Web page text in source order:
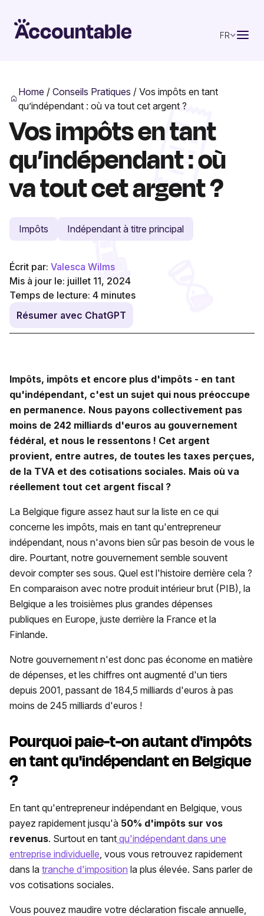
FR
Home /Conseils Pratiques /Vos impôts en tant
qu’indépendant : où va tout cet argent ?
Vos impôts en tant
qu’indépendant : où
va tout cet argent ?
Impôts Indépendant à titre principal
Écrit par: Valesca Wilms
Mis à jour le: juillet 11, 2024
Temps de lecture: 4 minutes
Résumer avec ChatGPT
Impôts, impôts et encore plus d'impôts - en tant
qu'indépendant, c'est un sujet qui nous préoccupe
en permanence. Nous payons collectivement pas
moins de 242 milliards d'euros au gouvernement
fédéral, et nous le ressentons ! Cet argent
provient, entre autres, de toutes les taxes perçues,
de la TVA et des cotisations sociales. Mais où va
réellement tout cet argent fiscal ?
La Belgique figure assez haut sur la liste en ce qui
concerne les impôts, mais en tant qu'entrepreneur
indépendant, nous n'avons bien sûr pas besoin de vous le
dire. Pourtant, notre gouvernement semble souvent
devoir compter ses sous. Quel est l'histoire derrière cela ?
En comparaison avec notre produit intérieur brut (PIB), la
Belgique a les troisièmes plus grandes dépenses
publiques en Europe, juste derrière la France et la
Finlande.
Notre gouvernement n'est donc pas économe en matière
de dépenses, et les chiffres ont augmenté d'un tiers
depuis 2001, passant de 184,5 milliards d'euros à pas
moins de 245 milliards d'euros !
Pourquoi paie-t-on autant d'impôts
en tant qu'indépendant en Belgique
?
En tant qu'entrepreneur indépendant en Belgique, vous
payez rapidement jusqu'à 50% d'impôts sur vos
revenus. Surtout en tant qu'indépendant dans une
entreprise individuelle , vous vous retrouvez rapidement
dans la tranche d'imposition la plus élevée. Sans parler de
vos cotisations sociales.
Vous pouvez maudire votre déclaration fiscale annuelle,